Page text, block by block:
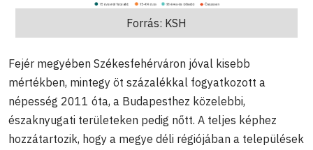
Forrás: KSH
Fejér megyében Székesfehérváron jóval kisebb
mértékben, mintegy öt százalékkal fogyatkozott a
népesség 2011 óta, a Budapesthez közelebbi,
északnyugati területeken pedig nőtt. A teljes képhez
hozzátartozik, hogy a megye déli régiójában a települések